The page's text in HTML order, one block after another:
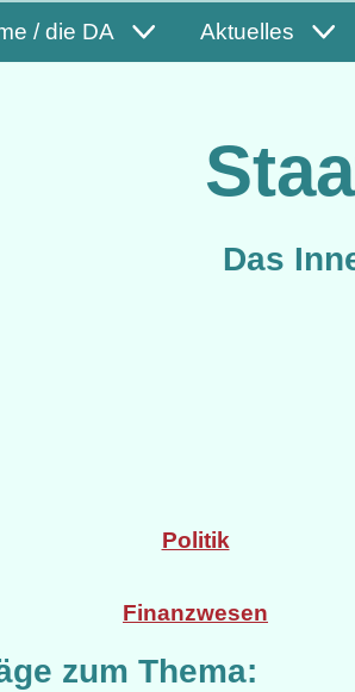
/ die DA Aktuelles
Das
Politik
Finanzwesen
zum Thema: